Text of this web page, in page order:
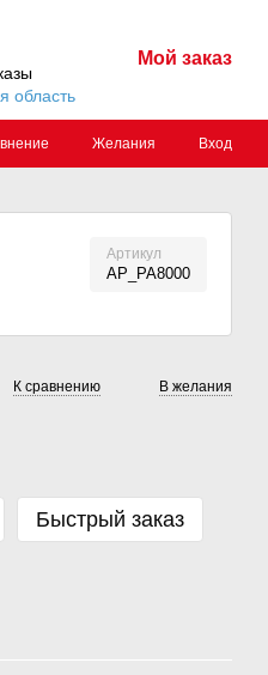
область
Мой заказ
Желания Вход
Артикул
AP_PA8000
К сравнению В желания
Быстрый заказ